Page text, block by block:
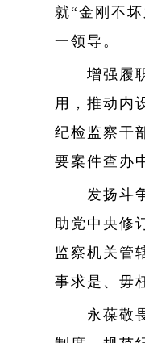
就“金刚不
一领导。
增强履职
用，推动内
纪检监察干
要案件查办
发扬斗争
助党中央修
监察机关管
事求是、毋
永葆敬畏